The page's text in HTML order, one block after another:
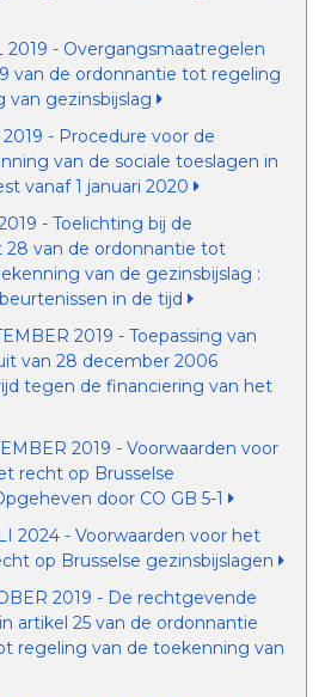
2019 - Overgangsmaatregelen
van de ordonnantie tot regeling
van gezinsbijslag
2019 - Procedure voor de
van de sociale toeslagen in
vanaf 1 januari 2020
- Toelichting bij de
28 van de ordonnantie tot
van de gezinsbijslag :
in de tijd
2019 - Toepassing van
van 28 december 2006
tegen de financiering van het
2019 - Voorwaarden voor
recht op Brusselse
door CO GB 5-1
2024 - Voorwaarden voor het
op Brusselse gezinsbijslagen
2019 - De rechtgevende
artikel 25 van de ordonnantie
regeling van de toekenning van